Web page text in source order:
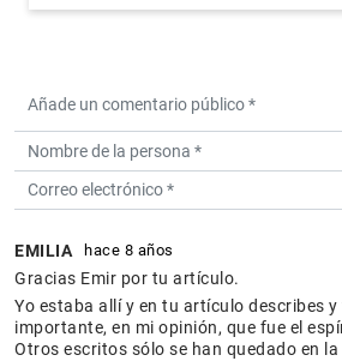
EMILIA hace 8 años
Gracias Emir por tu artículo.
Yo estaba allí y en tu artículo describes
importante, en mi opinión, que fue el
Otros escritos sólo se han quedado en